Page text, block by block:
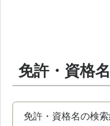
免許・資格
免許・資格名の検索